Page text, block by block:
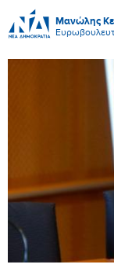
Μανώλης